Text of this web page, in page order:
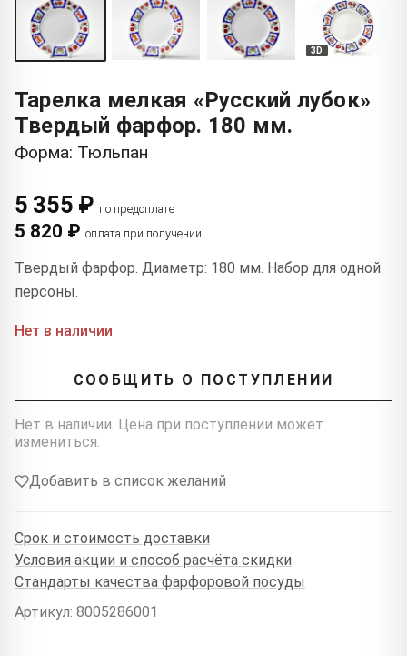
3D
Тарелка мелкая «Русский лубок»
Твердый фарфор. 180 мм.
Форма: Тюльпан
5 355 ₽ по предоплате
5 820 ₽ оплата при получении
Твердый фарфор. Диаметр: 180 мм. Набор для одной
персоны.
Нет в наличии
СООБЩИТЬ О ПОСТУПЛЕНИИ
Нет в наличии. Цена при поступлении может
измениться.
Добавить в список желаний
Срок и стоимость доставки
Условия акции и способ расчёта скидки
Стандарты качества фарфоровой посуды
Артикул: 8005286001